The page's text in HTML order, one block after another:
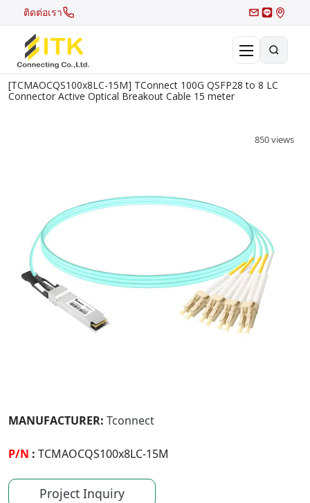
ติดต่อเรา
Search
[TCMAOCQS100x8LC-15M] TConnect 100G QSFP28 to 8 LC
Connector Active Optical Breakout Cable 15 meter
850 views
MANUFACTURER: Tconnect
P/N : TCMAOCQS100x8LC-15M
Project Inquiry